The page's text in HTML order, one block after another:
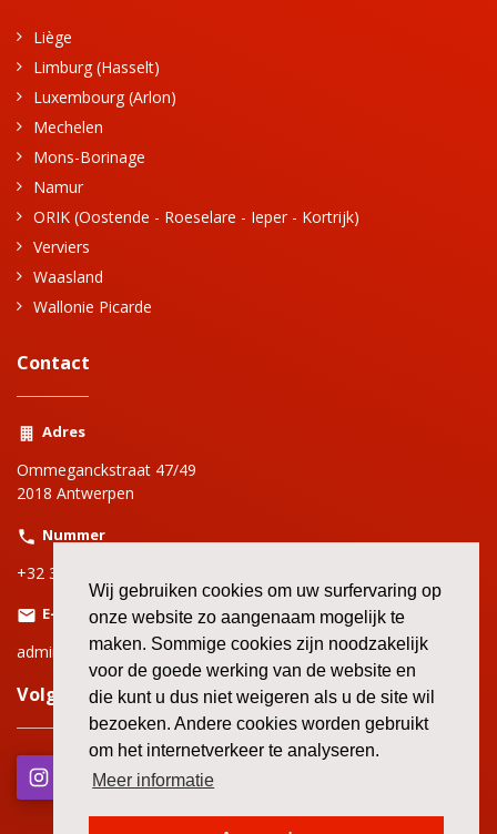
Wij gebruiken cookies om uw surfervaring op
onze website zo aangenaam mogelijk te
maken. Sommige cookies zijn noodzakelijk
voor de goede werking van de website en
die kunt u dus niet weigeren als u de site wil
bezoeken. Andere cookies worden gebruikt
om het internetverkeer te analyseren.
Meer informatie
Liège
Limburg (Hasselt)
Luxembourg (Arlon)
Mechelen
Mons-Borinage
Namur
ORIK (Oostende - Roeselare - Ieper - Kortrijk)
Verviers
Waasland
Wallonie Picarde
Contact
Adres
Ommeganckstraat 47/49
2018 Antwerpen
Nummer
+32 3 220 69 00
E-mail
adminbbtkantwerpen@bbtk-abvv.be
Volg onze andere kanalen!